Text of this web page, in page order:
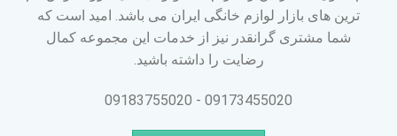
ترین های بازار لوازم خانگی ایران می باشد. امید است که
شما مشتری گرانقدر نیز از خدمات این مجموعه کمال
رضایت را داشته باشید.
09173455020 - 09183755020